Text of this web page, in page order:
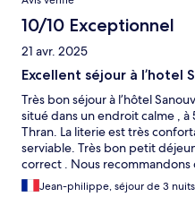
10/10 Exceptionnel
21 avr. 2025
Excellent séjour à l’hotel
Très bon séjour à l’hôtel
situé dans un endroit calme ,
Thran. La literie est très
serviable. Très bon petit
correct . Nous recommandons
Jean-philippe, séjour de 3 nuits